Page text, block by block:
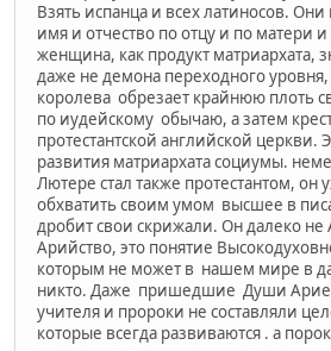
Взять испанца и всех латиносов.
имя и отчество по отцу и по матери и
женщина, как продукт матриархата,
даже не демона переходного
королева обрезает крайнюю плоть
по иудейскому обычаю, а затем
протестантской английской церкви.
развития матриархата социумы.
Лютере стал также протестантом, он
обхватить своим умом высшее в
дробит свои скрижали. Он далеко
Арийство, это понятие
которым не может в нашем мире в
никто. Даже пришедшие Души
учителя и пророки не составляли
которые всегда развиваются . а